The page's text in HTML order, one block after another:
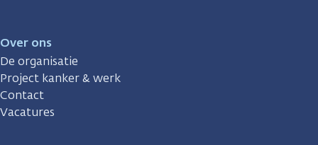
Over ons
De organisatie
Project kanker & werk
Contact
Vacatures